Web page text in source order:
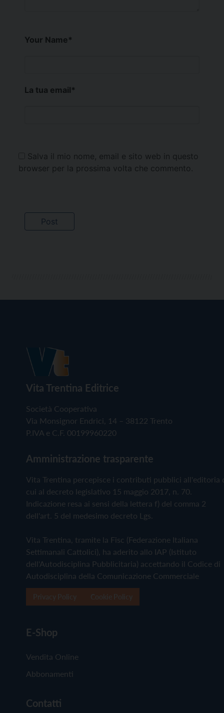
Your Name*
La tua email*
Salva il mio nome, email e sito web in questo
browser per la prossima volta che commento.
Vita Trentina Editrice
Società Cooperativa
Via Monsignor Endrici, 14 – 38122 Trento
P.IVA e C.F. 00199960220
Amministrazione trasparente
Vita Trentina percepisce i contributi pubblici all'editoria
cui al decreto legislativo 15 maggio 2017, n. 70.
Indicazione resa ai sensi della lettera f) del comma 2
dell'art. 5 del medesimo decreto Lgs.
Vita Trentina, tramite la Fisc (Federazione Italiana
Settimanali Cattolici), ha aderito allo IAP (Istituto
dell'Autodisciplina Pubblicitaria) accettando il Codice di
Autodisciplina della Comunicazione Commerciale
E-Shop
Vendita Online
Abbonamenti
Contatti